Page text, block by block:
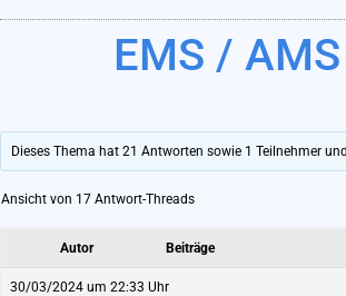
EMS /
Dieses Thema hat 21 Antworten sowie 1 Teilnehmer
Ansicht von 17 Antwort-Threads
Autor Beiträge
30/03/2024 um 22:33 Uhr